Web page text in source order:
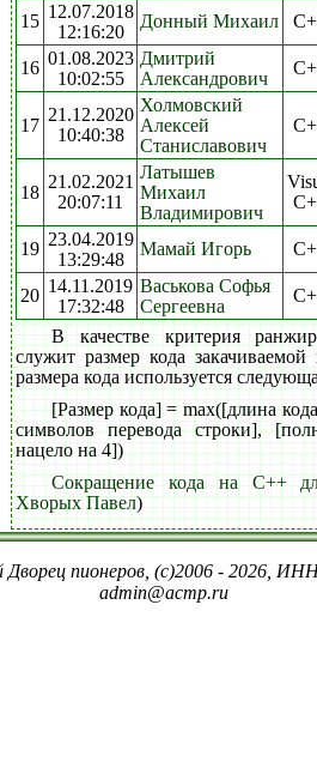
15 12.07.2018
12:16:20
Донный Михаил
16 01.08.2023
10:02:55
Дмитрий
Александрович
17
21.12.2020
10:40:38
Холмовский
Алексей
Станиславович
18
21.02.2021
20:07:11
Латышев
Михаил
Владимирович
19 23.04.2019
13:29:48
Мамай Игорь
20 14.11.2019
17:32:48
Васькова Софья
Сергеевна
В качестве критерия
служит размер кода
размера кода используется
[Размер кода] = max([длина
символов перевода строки],
нацело на 4])
Сокращение кода на C++
Хворых Павел)
Дворец пионеров, (c)2006 - 2026,
admin@acmp.ru